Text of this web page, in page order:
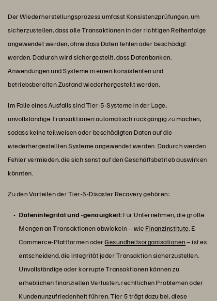
Der Wiederherstellungsprozess umfasst Konsistenzprüfungen, um
sicherzustellen, dass alle Transaktionen in der richtigen Reihenfolge
angewendet werden, ohne dass Daten fehlen oder beschädigt
werden. Dadurch wird sichergestellt, dass Datenbanken,
Anwendungen und Systeme in einen konsistenten und
betriebsbereiten Zustand wiederhergestellt werden.
Im Falle eines Ausfalls sind Tier-5-Systeme in der Lage,
unvollständige Transaktionen automatisch rückgängig zu machen,
sodass keine teilweisen oder beschädigten Daten auf die
wiederhergestellten Systeme angewendet werden. Dadurch werden
Fehler vermieden, die sich sonst auf den Geschäftsbetrieb auswirken
könnten.
Zu den Vorteilen der Tier-5-Disaster Recovery gehören:
Datenintegrität und -genauigkeit: Für Unternehmen, die große
Mengen an Transaktionen abwickeln – wieFinanzinstitute, E-
Commerce-Plattformen oderGesundheitsorganisationen– ist es
entscheidend, die Integrität jeder Transaktion sicherzustellen.
Unvollständige oder korrupte Transaktionen können zu
erheblichen finanziellen Verlusten, rechtlichen Problemen oder
Kundenunzufriedenheit führen. Tier 5 trägt dazu bei, diese